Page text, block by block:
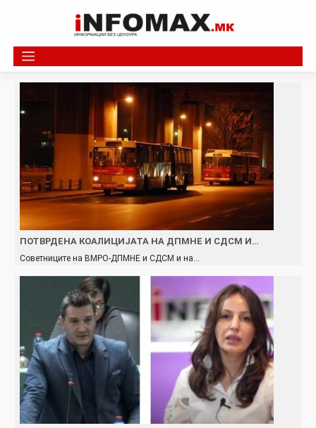
ПОТВРДЕНА КОАЛИЦИЈАТА НА ДПМНЕ И СДСМ И…
Советниците на ВМРО-ДПМНЕ и СДСМ и на…